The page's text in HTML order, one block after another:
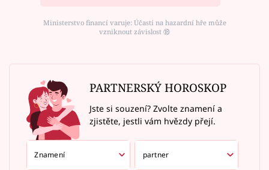
Ministerstvo financí varuje: Účastí na hazardní hře může
vzniknout závislost ⑱
PARTNERSKÝ HOROSKOP
Jste si souzení? Zvolte znamení a
zjistěte, jestli vám hvězdy přejí.